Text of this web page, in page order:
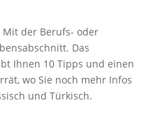
der Berufs- oder
Das
Ihnen 10 Tipps und einen
wo Sie noch mehr Infos
und Türkisch.